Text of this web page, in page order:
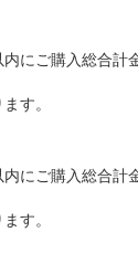
にご購入総合計
ます。
にご購入総合計
ます。